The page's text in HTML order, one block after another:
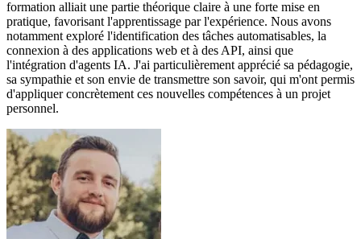
formation alliait une partie théorique claire à une forte mise en
pratique, favorisant l'apprentissage par l'expérience. Nous avons
notamment exploré l'identification des tâches automatisables, la
connexion à des applications web et à des API, ainsi que
l'intégration d'agents IA. J'ai particulièrement apprécié sa pédagogie,
sa sympathie et son envie de transmettre son savoir, qui m'ont permis
d'appliquer concrètement ces nouvelles compétences à un projet
personnel.